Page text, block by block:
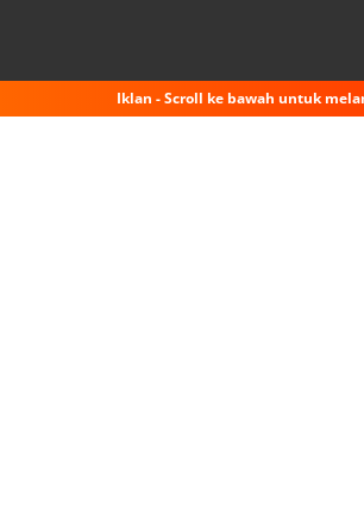
Iklan - Scroll ke bawah untuk